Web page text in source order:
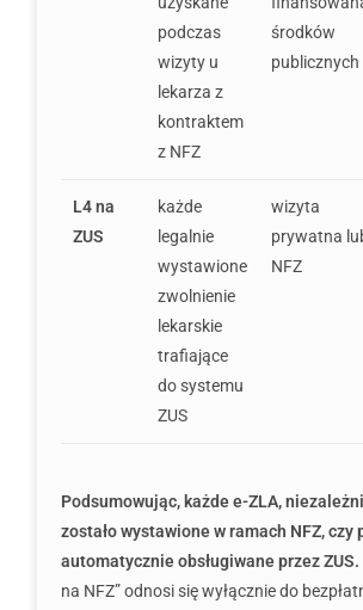
podczas
wizyty u
lekarza z
kontraktem
z NFZ
środków
publicznych
L4 na
ZUS
każde
legalnie
wystawione
zwolnienie
lekarskie
trafiające
do systemu
ZUS
wizyta
prywatna
NFZ
Podsumowując, każde e-ZLA,
zostało wystawione w ramach NFZ, czy
automatycznie obsługiwane przez ZUS.
na NFZ” odnosi się wyłącznie do